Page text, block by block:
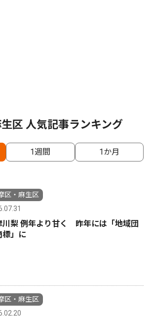
区 人気記事ランキング
1週間 1か月
区・麻生区
川梨 例年より甘く 昨年には「地域団
標」に
区・麻生区